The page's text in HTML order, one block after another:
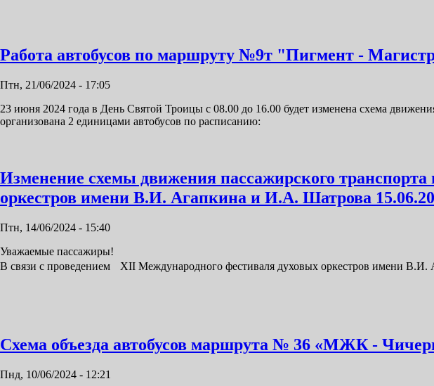
Работа автобусов по маршруту №9т "Пигмент -
Птн, 21/06/2024 - 17:05
23 июня 2024 года в День Святой Троицы с 08.00 до 16.00 будет изменена схема
организована 2 единицами автобусов по расписанию:
Изменение схемы движения пассажирского
оркестров имени В.И. Агапкина и И.А. Шатрова
Птн, 14/06/2024 - 15:40
Уважаемые пассажиры!
В связи с проведением XII Международного фестиваля духовых оркестров имени В.И.
Схема объезда автобусов маршрута № 36 «МЖК -
Пнд, 10/06/2024 - 12:21